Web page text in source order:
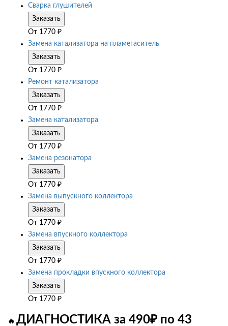
Сварка глушителей
Заказать
От 1770 ₽
Замена катализатора на пламегаситель
Заказать
От 1770 ₽
Ремонт катализатора
Заказать
От 1770 ₽
Замена катализатора
Заказать
От 1770 ₽
Замена резонатора
Заказать
От 1770 ₽
Замена выпускного коллектора
Заказать
От 1770 ₽
Замена впускного коллектора
Заказать
От 1770 ₽
Замена прокладки впускного коллектора
Заказать
От 1770 ₽
🔥 ДИАГНОСТИКА за 490₽ по 43